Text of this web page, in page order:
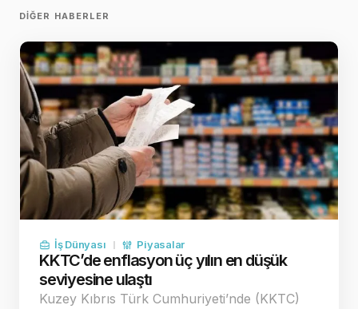
DIĞER HABERLER
İş Dünyası Piyasalar
KKTC’de enflasyon üç yılın en düşük
seviyesine ulaştı
Kuzey Kıbrıs Türk Cumhuriyeti’nde (KKTC)